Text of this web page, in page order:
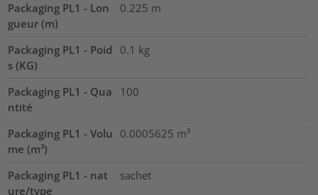
Packaging PL1 - Lon
gueur (m)
0.225 m
Packaging PL1 - Poid
s (KG)
0.1 kg
Packaging PL1 - Qua
ntité
100
Packaging PL1 - Volu
me (m³)
0.0005625 m³
Packaging PL1 - nat
ure/type
sachet